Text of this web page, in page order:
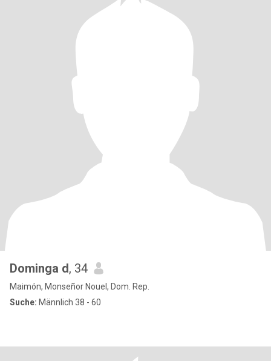
Dominga d, 34
Maimón, Monseñor Nouel, Dom. Rep.
Suche: Männlich 38 - 60